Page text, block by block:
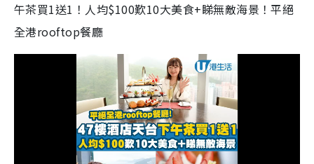
午茶買1送1！人均$100歎10大美食+睇無敵海景！平絕
全港rooftop餐廳